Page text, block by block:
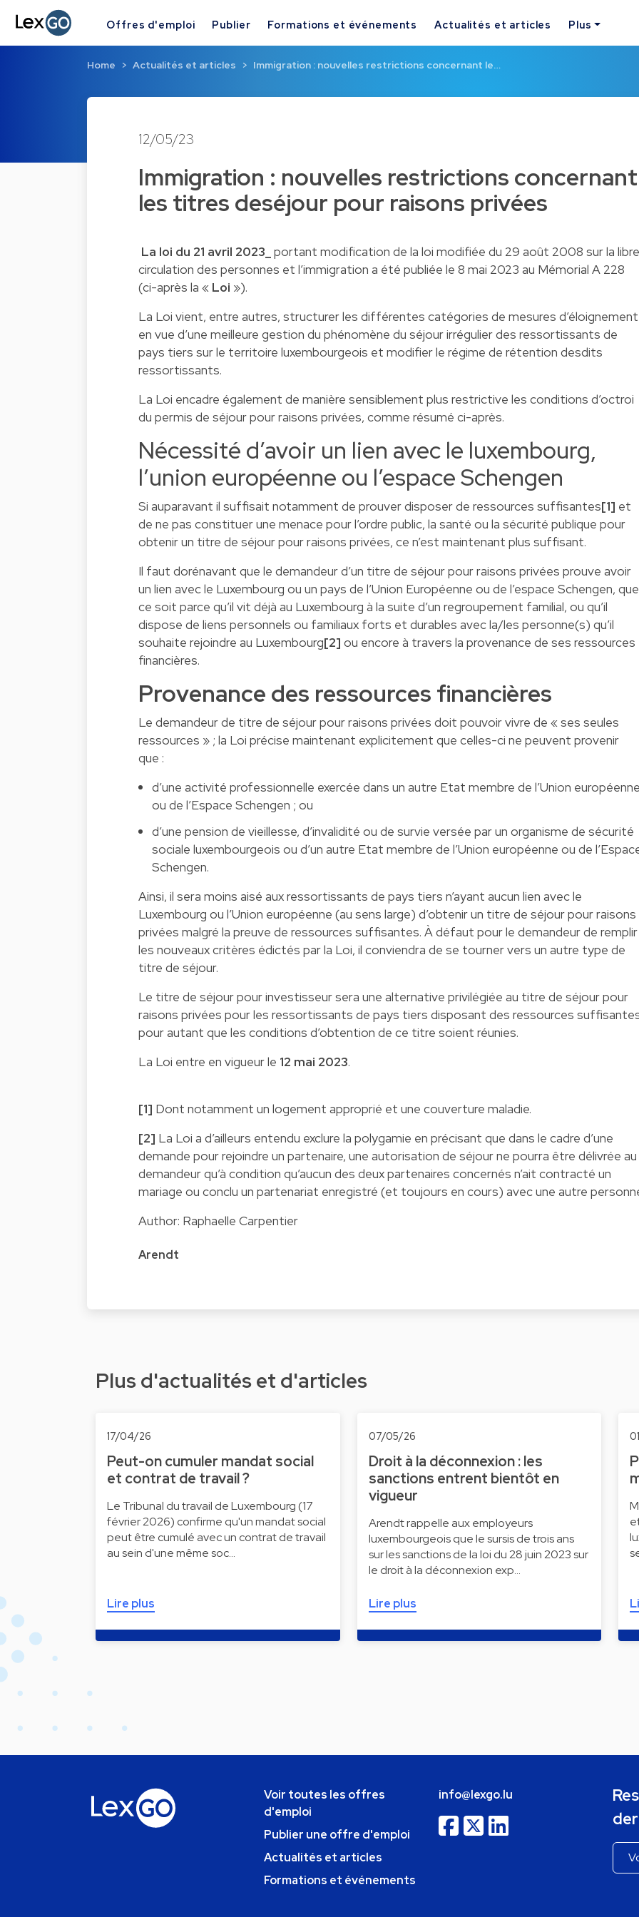
Offres d'emploi Publier Formations et événements Actualités et articles Plus
Home Actualités et articles Immigration : nouvelles restrictions concernant le…
12/05/23
Immigration : nouvelles restrictions concernant
les titres deséjour pour raisons privées
La loi du 21 avril 2023_ portant modification de la loi modifiée du 29 août 2008 sur la libre
circulation des personnes et l’immigration a été publiée le 8 mai 2023 au Mémorial A 228
(ci-après la « Loi »).
La Loi vient, entre autres, structurer les différentes catégories de mesures d’éloignement
en vue d’une meilleure gestion du phénomène du séjour irrégulier des ressortissants de
pays tiers sur le territoire luxembourgeois et modifier le régime de rétention desdits
ressortissants.
La Loi encadre également de manière sensiblement plus restrictive les conditions d’octroi
du permis de séjour pour raisons privées, comme résumé ci-après.
Nécessité d’avoir un lien avec le luxembourg,
l’union européenne ou l’espace Schengen
Si auparavant il suffisait notamment de prouver disposer de ressources suffisantes[1] et
de ne pas constituer une menace pour l’ordre public, la santé ou la sécurité publique pour
obtenir un titre de séjour pour raisons privées, ce n’est maintenant plus suffisant.
Il faut dorénavant que le demandeur d’un titre de séjour pour raisons privées prouve avoir
un lien avec le Luxembourg ou un pays de l’Union Européenne ou de l’espace Schengen, que
ce soit parce qu’il vit déjà au Luxembourg à la suite d’un regroupement familial, ou qu’il
dispose de liens personnels ou familiaux forts et durables avec la/les personne(s) qu’il
souhaite rejoindre au Luxembourg[2] ou encore à travers la provenance de ses ressources
financières.
Provenance des ressources financières
Le demandeur de titre de séjour pour raisons privées doit pouvoir vivre de « ses seules
ressources » ; la Loi précise maintenant explicitement que celles-ci ne peuvent provenir
que :
d’une activité professionnelle exercée dans un autre Etat membre de l’Union
ou de l’Espace Schengen ; ou
d’une pension de vieillesse, d’invalidité ou de survie versée par un organisme de sécurité
sociale luxembourgeois ou d’un autre Etat membre de l’Union européenne ou de
Schengen.
Ainsi, il sera moins aisé aux ressortissants de pays tiers n’ayant aucun lien avec le
Luxembourg ou l’Union européenne (au sens large) d’obtenir un titre de séjour pour raisons
privées malgré la preuve de ressources suffisantes. À défaut pour le demandeur de remplir
les nouveaux critères édictés par la Loi, il conviendra de se tourner vers un autre type de
titre de séjour.
Le titre de séjour pour investisseur sera une alternative privilégiée au titre de séjour pour
raisons privées pour les ressortissants de pays tiers disposant des ressources
pour autant que les conditions d’obtention de ce titre soient réunies.
La Loi entre en vigueur le 12 mai 2023.
[1] Dont notamment un logement approprié et une couverture maladie.
[2] La Loi a d’ailleurs entendu exclure la polygamie en précisant que dans le cadre d’une
demande pour rejoindre un partenaire, une autorisation de séjour ne pourra être délivrée au
demandeur qu’à condition qu’aucun des deux partenaires concernés n’ait contracté un
mariage ou conclu un partenariat enregistré (et toujours en cours) avec une autre
Author: Raphaelle Carpentier
Arendt
Plus d'actualités et d'articles
17/04/26
Peut-on cumuler mandat social
et contrat de travail ?
Le Tribunal du travail de Luxembourg (17
février 2026) confirme qu'un mandat social
peut être cumulé avec un contrat de travail
au sein d'une même soc…
Lire plus
07/05/26
Droit à la déconnexion : les
sanctions entrent bientôt en
vigueur
Arendt rappelle aux employeurs
luxembourgeois que le sursis de trois ans
sur les sanctions de la loi du 28 juin 2023 sur
le droit à la déconnexion exp…
Lire plus
Voir toutes les offres
d'emploi
Publier une offre d'emploi
Actualités et articles
Formations et événements
info@lexgo.lu